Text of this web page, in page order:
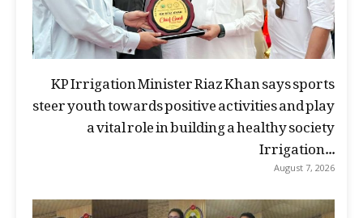
KP Irrigation Minister Riaz Khan says sports
steer youth towards positive activities and play
a vital role in building a healthy society
Irrigation...
August 7, 2026